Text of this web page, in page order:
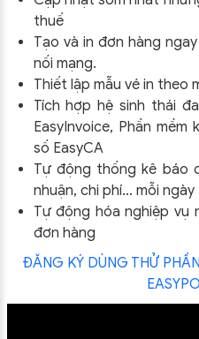
thuế
Tạo và in đơn hàng
nối mạng.
Thiết lập mẫu vé in theo
Tích hợp hệ sinh thái
EasyInvoice, Phần
số EasyCA
Tự động thống kê báo
nhuận, chi phí… mỗi ngày
Tự động hóa nghiệp vụ
đơn hàng
ĐĂNG KÝ DÙNG THỬ